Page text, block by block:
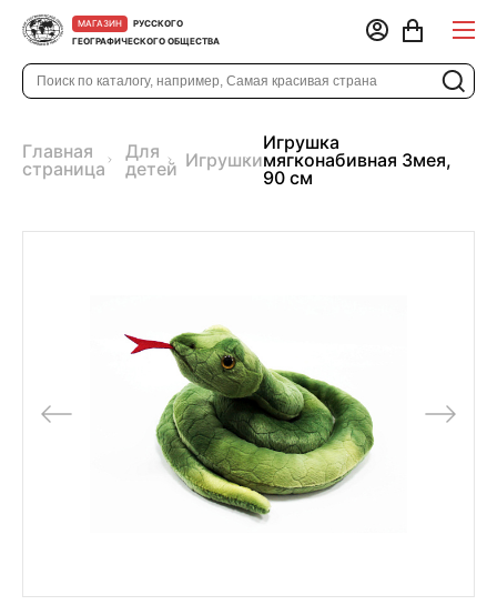
МАГАЗИН
РУССКОГО
ГЕОГРАФИЧЕСКОГО ОБЩЕСТВА
Главная
страница
Для
детей Игрушки
Игрушка
мягконабивная Змея,
90 см